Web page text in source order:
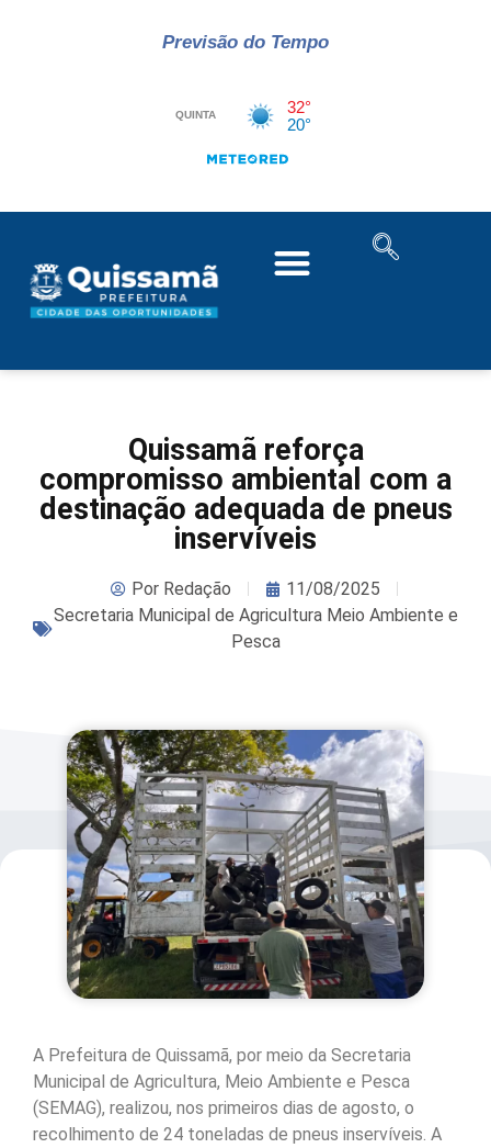
Previsão do Tempo
Quissamã reforça
compromisso ambiental com a
destinação adequada de pneus
inservíveis
PorRedação
11/08/2025
Secretaria Municipal de Agricultura Meio Ambiente e
Pesca
A Prefeitura de Quissamã, por meio da Secretaria
Municipal de Agricultura, Meio Ambiente e Pesca
(SEMAG), realizou, nos primeiros dias de agosto, o
recolhimento de 24 toneladas de pneus inservíveis. A